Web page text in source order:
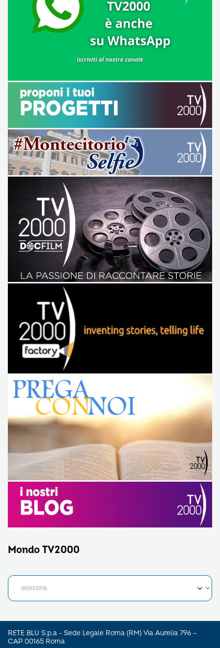
Mondo TV2000
RETE BLU S.p.a - Sede Legale Roma (RM) Via Aurelia 796 –
CAP 00165 Roma